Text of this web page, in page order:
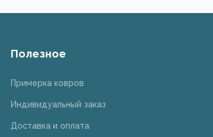
Полезное
Примерка ковров
Индивидуальный заказ
Доставка и оплата